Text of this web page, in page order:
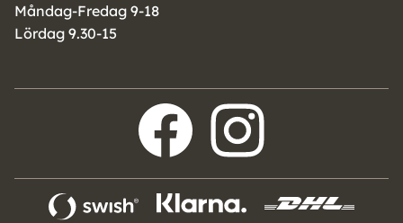
Måndag-Fredag 9-18
Lördag 9.30-15